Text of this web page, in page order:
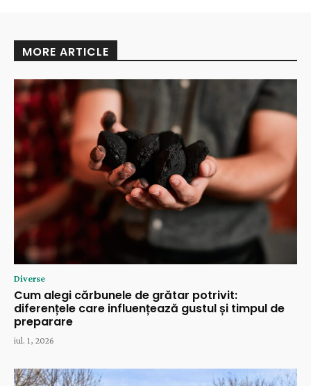
MORE ARTICLE
Diverse
Cum alegi cărbunele de grătar potrivit:
diferențele care influențează gustul și timpul de
preparare
iul. 1, 2026